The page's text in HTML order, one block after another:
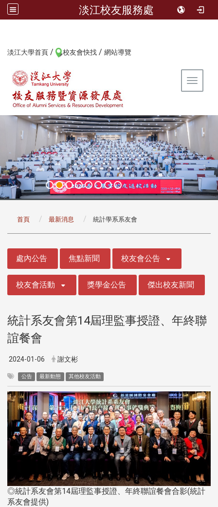
淡江校友服務處
淡江大學首頁 / 校友會快找 / 網站導覽
Toggle
首頁 最新消息 統計學系系友會
處內公告 焦點新聞 校友會公告
校友會活動 獎學金公告 傑出校友新聞
統計系友會第14屆理監事授證、年終聯
誼餐會
2024-01-06 謝文彬
公告 最新動態 其他校友活動
◎統計系友會第14屆理監事授證、年終聯誼餐會合影(統計
系友會提供)